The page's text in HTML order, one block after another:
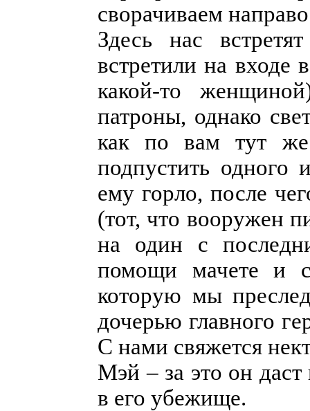
сворачиваем
Здесь нас
встретили на входе
какой-то
патроны, однако
как по вам тут же
подпустить одного
ему горло, после
(тот, что вооружен
на один с
помощи мачете и
которую мы
дочерью главного
С нами свяжется
Мэй – за это он
в его убежище.